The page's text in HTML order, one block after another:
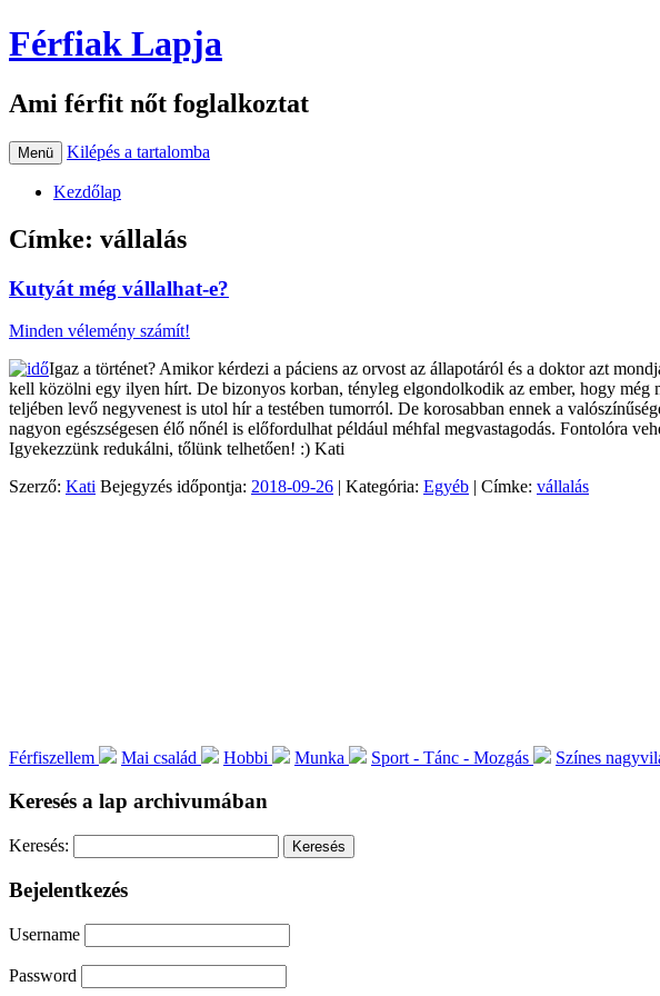
Férfiak Lapja
Ami férfit nőt foglalkoztat
Menü Kilépés a tartalomba
Kezdőlap
Címke: vállalás
Kutyát még vállalhat-e?
Minden vélemény számít!
Igaz a történet? Amikor kérdezi a páciens az orvost az állapotáról és a doktor azt
kell közölni egy ilyen hírt. De bizonyos korban, tényleg elgondolkodik az ember, hogy még
teljében levő negyvenest is utol hír a testében tumorról. De korosabban ennek a
nagyon egészségesen élő nőnél is előfordulhat például méhfal megvastagodás. Fontolóra
Igyekezzünk redukálni, tőlünk telhetően! :) Kati
Szerző: Kati Bejegyzés időpontja: 2018-09-26 | Kategória: Egyéb | Címke: vállalás
Férfiszellem Mai család Hobbi Munka Sport - Tánc - Mozgás Színes
Keresés a lap archivumában
Keresés:
Bejelentkezés
Username
Password